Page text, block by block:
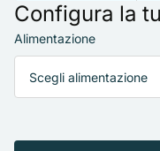
Configura la
Alimentazione